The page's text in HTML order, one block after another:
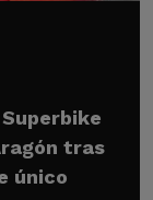
tras
único